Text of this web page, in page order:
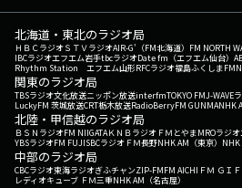
北海道・東北のラジオ局
ＨＢＣラジオＳＴＶラジオAIR-G'（FM北海道） FM NORTH
IBCラジオエフエム岩手tbcラジオDate fm（エフエム仙台）
Rhythm Station エフエム山形RFCラジオ福島ふくしまFM
関東のラジオ局
TBSラジオ文化放送ニッポン放送interfmTOKYO FMJ-WAVE
LuckyFM 茨城放送CRT栃木放送RadioBerryFM GUNMANHK
北陸・甲信越のラジオ局
ＢＳＮラジオFM NIIGATAＫＮＢラジオ ＦＭとやまMROラジオ
YBSラジオFM FUJISBCラジオ ＦＭ長野NHK AM（東京） NHK
中部のラジオ局
CBCラジオ東海ラジオぎふチャンZIP-FMFM AICHI ＦＭ ＧＩＦ
レディオキューブ ＦＭ三重NHK AM（名古屋）